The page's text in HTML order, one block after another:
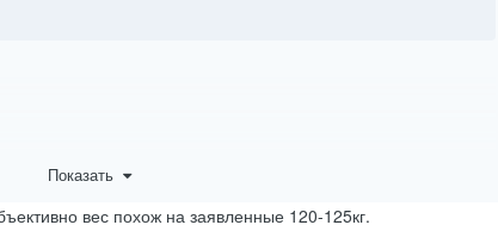
Показать
вес похож на заявленные 120-125кг.